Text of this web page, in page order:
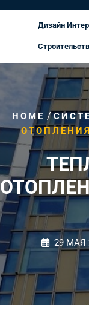
Дизайн
HOME /
29 МАЯ